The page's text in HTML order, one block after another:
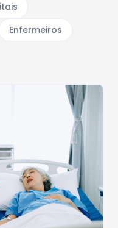
Enfermeiros